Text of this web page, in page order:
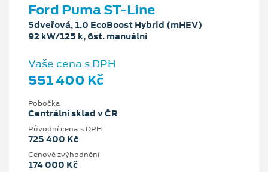
Ford Puma ST-Line
5dveřová, 1.0 EcoBoost Hybrid (mHEV)
92 kW/125 k, 6st. manuální
Vaše cena s DPH
551 400 Kč
Pobočka
Centrální sklad v ČR
Původní cena s DPH
725 400 Kč
Cenové zvýhodnění
174 000 Kč